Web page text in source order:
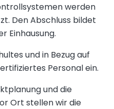
werden
Den Abschluss bildet
Einhausung.
und in Bezug auf
Personal ein.
und die
Ort stellen wir die